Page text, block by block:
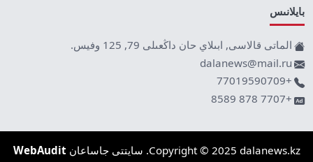
بايلانىس
الماتى قالاسى, ابىلاي حان داڭعىلى 79, 125 وفيس.
dalanews@mail.ru
+77019590709
+7707 878 8589
Copyright © 2025 dalanews.kz. سايتتى جاساعان WebAudit